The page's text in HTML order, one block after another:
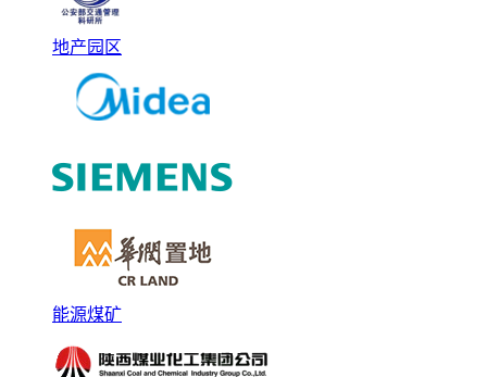
地产园区
能源煤矿